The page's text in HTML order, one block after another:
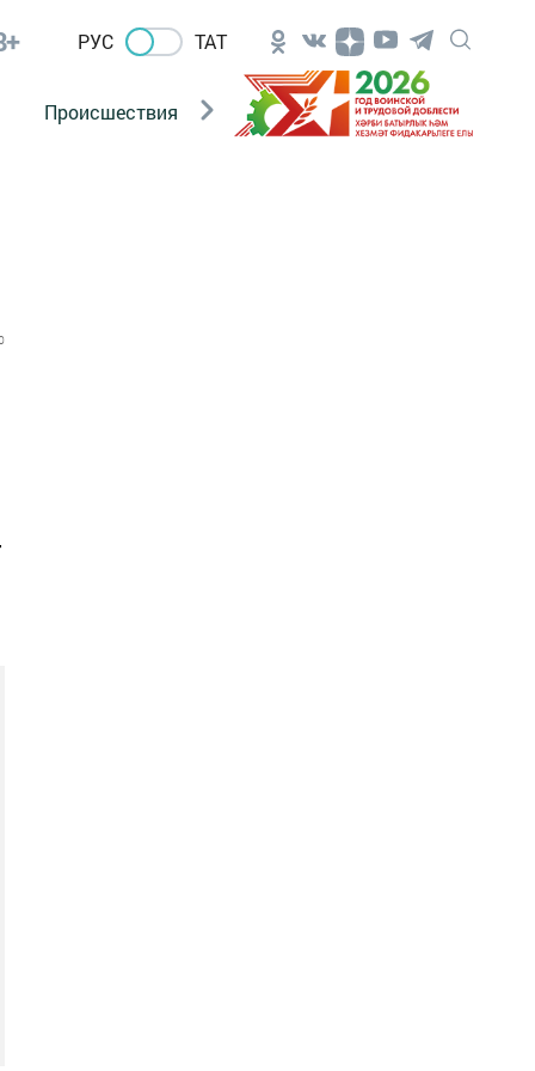
РУС ТАТ
Происшествия Новости Госавтоинспекции